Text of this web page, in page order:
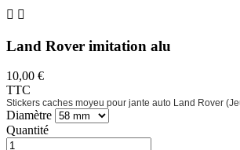
 
Land Rover imitation alu
10,00 €
TTC
Stickers caches moyeu pour jante auto Land Rover
Diamètre
Quantité